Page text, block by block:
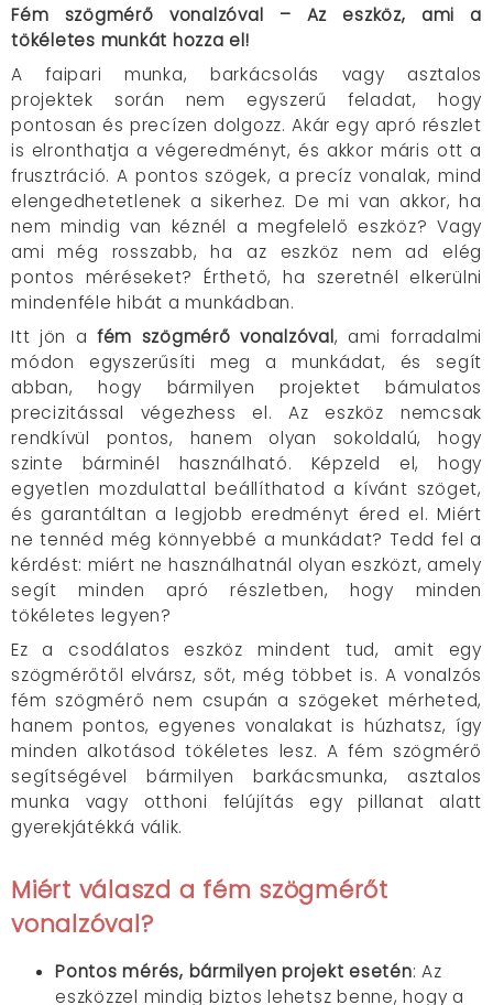
Fém szögmérő vonalzóval – Az eszköz, ami a
tökéletes munkát hozza el!
A faipari munka, barkácsolás vagy asztalos
projektek során nem egyszerű feladat, hogy
pontosan és precízen dolgozz. Akár egy apró részlet
is elronthatja a végeredményt, és akkor máris ott a
frusztráció. A pontos szögek, a precíz vonalak, mind
elengedhetetlenek a sikerhez. De mi van akkor, ha
nem mindig van kéznél a megfelelő eszköz? Vagy
ami még rosszabb, ha az eszköz nem ad elég
pontos méréseket? Érthető, ha szeretnél elkerülni
mindenféle hibát a munkádban.
Itt jön a fém szögmérő vonalzóval, ami forradalmi
módon egyszerűsíti meg a munkádat, és segít
abban, hogy bármilyen projektet bámulatos
precizitással végezhess el. Az eszköz nemcsak
rendkívül pontos, hanem olyan sokoldalú, hogy
szinte bárminél használható. Képzeld el, hogy
egyetlen mozdulattal beállíthatod a kívánt szöget,
és garantáltan a legjobb eredményt éred el. Miért
ne tennéd még könnyebbé a munkádat? Tedd fel a
kérdést: miért ne használhatnál olyan eszközt, amely
segít minden apró részletben, hogy minden
tökéletes legyen?
Ez a csodálatos eszköz mindent tud, amit egy
szögmérőtől elvársz, sőt, még többet is. A vonalzós
fém szögmérő nem csupán a szögeket mérheted,
hanem pontos, egyenes vonalakat is húzhatsz, így
minden alkotásod tökéletes lesz. A fém szögmérő
segítségével bármilyen barkácsmunka, asztalos
munka vagy otthoni felújítás egy pillanat alatt
gyerekjátékká válik.
Miért válaszd a fém szögmérőt
vonalzóval?
Pontos mérés, bármilyen projekt esetén: Az
eszközzel mindig biztos lehetsz benne, hogy a